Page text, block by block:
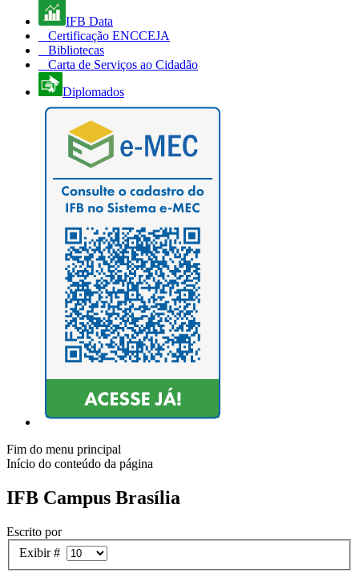
IFB Data
Certificação ENCCEJA
Bibliotecas
Carta de Serviços ao Cidadão
Diplomados
Fim do menu principal
Início do conteúdo da página
IFB Campus Brasília
Escrito por
Exibir #